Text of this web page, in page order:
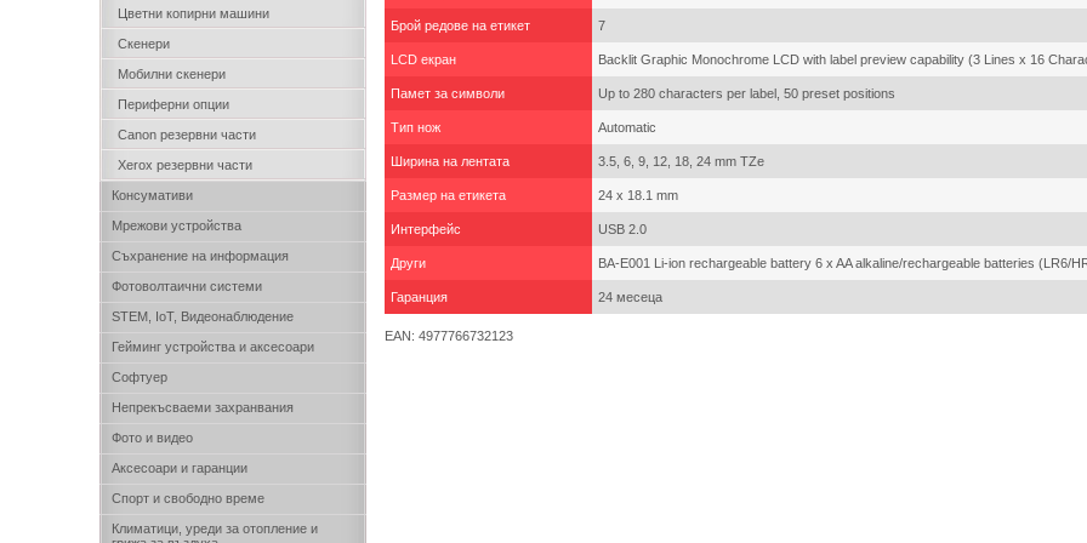
Цветни копирни машини
Скенери
Мобилни скенери
Периферни опции
Canon резервни части
Xerox резервни части
Консумативи
Мрежови устройства
Съхранение на информация
Фотоволтаични системи
STEM, IoT, Видеонаблюдение
Гейминг устройства и аксесоари
Софтуер
Непрекъсваеми захранвания
Фото и видео
Аксесоари и гаранции
Спорт и свободно време
Климатици, уреди за отопление и
Брой редове на етикет 7
LCD екран Backlit Graphic Monochrome LCD with label preview capability (3 Lines x 16
Памет за символи Up to 280 characters per label, 50 preset positions
Тип нож Automatic
Ширина на лентата 3.5, 6, 9, 12, 18, 24 mm TZe
Размер на етикета 24 x 18.1 mm
Интерфейс USB 2.0
Други BA-E001 Li-ion rechargeable battery 6 x AA alkaline/rechargeable batteries (LR6/
Гаранция 24 месеца
EAN: 4977766732123